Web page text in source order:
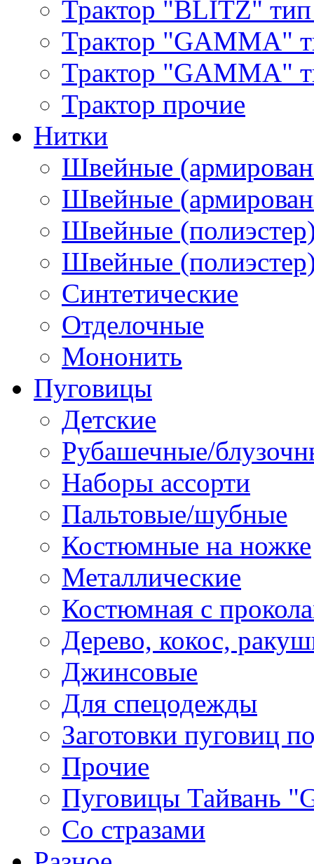
Трактор "BLITZ"
Трактор "GAMMA"
Трактор "GAMMA"
Трактор прочие
Нитки
Швейные
Швейные
Швейные
Швейные
Синтетические
Отделочные
Мононить
Пуговицы
Детские
Рубашечные/
Наборы ассорти
Пальтовые/шубные
Костюмные на ножке
Металлические
Костюмная с
Дерево, кокос,
Джинсовые
Для спецодежды
Заготовки пуговиц
Прочие
Пуговицы Тайвань
Со стразами